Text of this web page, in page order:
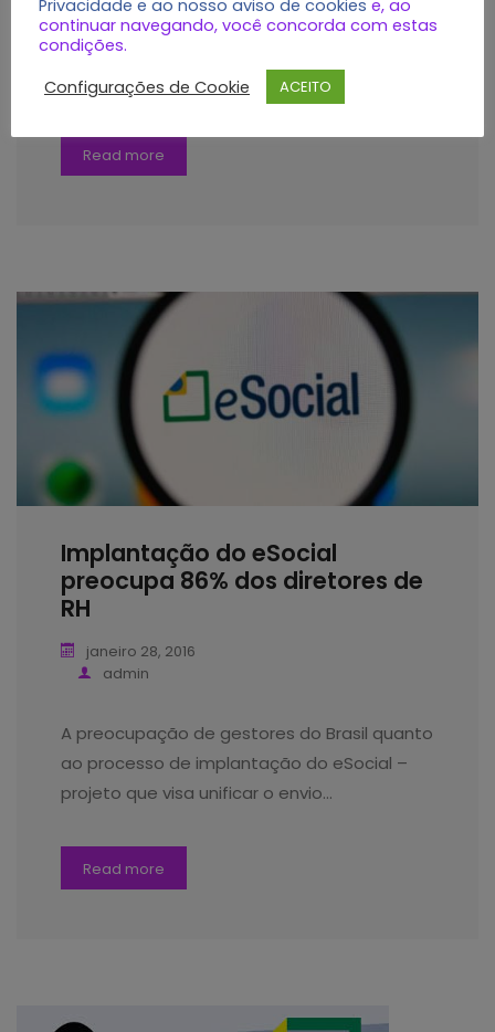
fevereiro 5, 2016
Read more
Implantação do eSocial
preocupa 86% dos diretores de
RH
janeiro 28, 2016
admin
A preocupação de gestores do Brasil quanto
ao processo de implantação do eSocial –
projeto que visa unificar o envio…
Read more
Privacidade e ao nosso aviso de cookies e, ao
continuar navegando, você concorda com estas
condições.
Configurações de Cookie
ACEITO